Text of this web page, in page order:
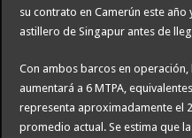
su contrato en Camerún este
astillero de Singapur antes de
Con ambos barcos en
aumentará a 6 MTPA,
representa aproximadamente el
promedio actual. Se estima que